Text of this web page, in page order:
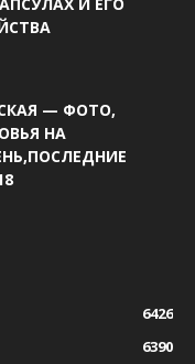
— ФОТО,
НА
6426
6390